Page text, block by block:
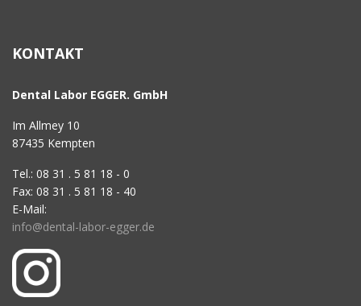
KONTAKT
Dental Labor EGGER. GmbH
Im Allmey 10
87435 Kempten
Tel.: 08 31 . 5 81 18 - 0
Fax: 08 31 . 5 81 18 - 40
E-Mail:
info@dental-labor-egger.de